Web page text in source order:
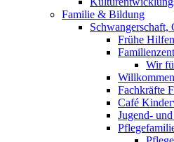
Familie & Bildung
Schwangerschaft,
Frühe Hilfen
Wir
Fachkräfte
Café
Jugend-